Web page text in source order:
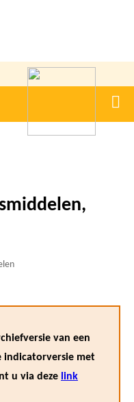
van een
indicatorversie met
u via deze link